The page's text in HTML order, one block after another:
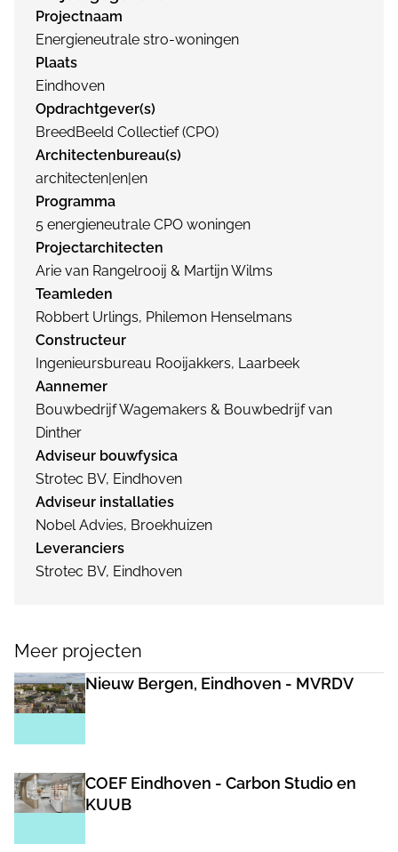
Projectnaam
Energieneutrale stro-woningen
Plaats
Eindhoven
Opdrachtgever(s)
BreedBeeld Collectief (CPO)
Architectenbureau(s)
architecten|en|en
Programma
5 energieneutrale CPO woningen
Projectarchitecten
Arie van Rangelrooij & Martijn Wilms
Teamleden
Robbert Urlings, Philemon Henselmans
Constructeur
Ingenieursbureau Rooijakkers, Laarbeek
Aannemer
Bouwbedrijf Wagemakers & Bouwbedrijf van
Dinther
Adviseur bouwfysica
Strotec BV, Eindhoven
Adviseur installaties
Nobel Advies, Broekhuizen
Leveranciers
Strotec BV, Eindhoven
Meer projecten
Nieuw Bergen, Eindhoven - MVRDV
COEF Eindhoven - Carbon Studio en
KUUB